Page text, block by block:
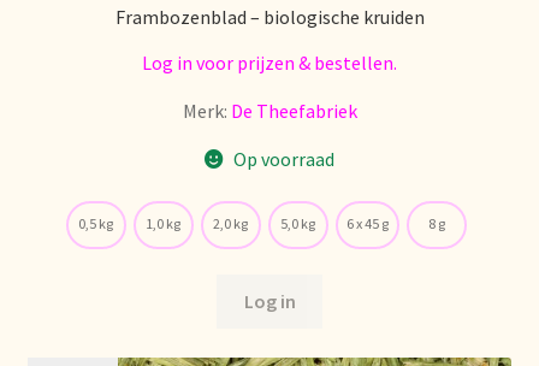
Bestellung und Lieferzeit
Betalen en kortingen
Bienvenue dans notre commerce de gros de thé !
Frambozenblad – biologische kruiden
Log in voor prijzen & bestellen.
Merk: De Theefabriek
Op voorraad
0,5 kg 1,0 kg 2,0 kg 5,0 kg 6 x 45 g 8 g
Log in